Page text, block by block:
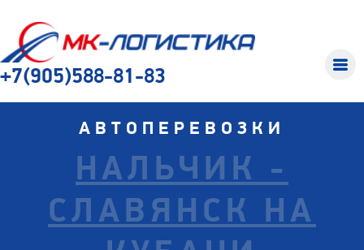
+7(905)588-81-83
АВТОПЕРЕВОЗКИ
НАЛЬЧИК -
СЛАВЯНСК НА